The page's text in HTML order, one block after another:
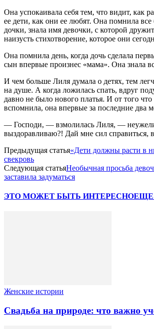
Она успокаивала себя тем, что видит, как
ее дети, как они ее любят. Она помнила
дочки, знала имя девочки, с которой
наизусть стихотворение, которое они
Она помнила день, когда дочь сделала
сын впервые произнес «мама». Она знала
И чем больше Лиля думала о детях, тем
на душе. А когда ложилась спать, вдруг
давно не было нового платья. И от того
вспомнила, она впервые за последние два
— Господи, — взмолилась Лиля, —
выздоравливаю?! Дай мне сил справиться,
Предыдущая статья«Дети должны расти в
свекровь
Следующая статьяНеобычная просьба
заставила задуматься
ЭТО МОЖЕТ БЫТЬ ИНТЕРЕСНОЕЩЕ
Женские истории
Свадьба на природе: что важно